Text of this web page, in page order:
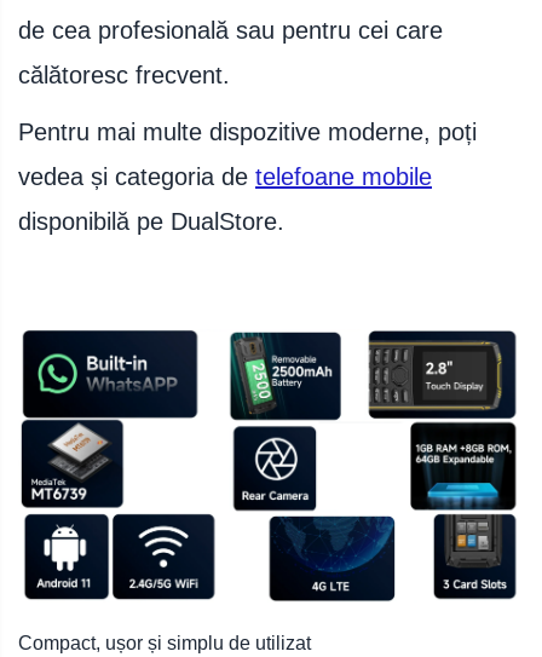
de cea profesională sau pentru cei care
călătoresc frecvent.
Pentru mai multe dispozitive moderne, poți
vedea și categoria de telefoane mobile
disponibilă pe DualStore.
Compact, ușor și simplu de utilizat